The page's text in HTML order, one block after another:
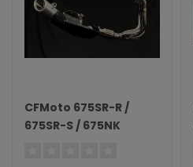
CFMoto 675SR-R /
675SR-S / 675NK